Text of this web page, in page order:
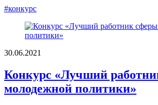
#конкурс
30.06.2021
Конкурс «Лучший
молодежной политики»